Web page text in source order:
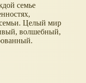
семье
Целый мир
волшебный,